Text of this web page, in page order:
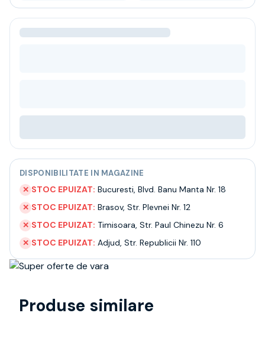
Ceai
Bacanie
Despre noi
Livrare
Termeni si conditii
Politica de confidentialitate
Intrebari frecvente
DISPONIBILITATE IN MAGAZINE
✕ STOC EPUIZAT: Bucuresti, Blvd. Banu Manta Nr. 18
✕ STOC EPUIZAT: Brasov, Str. Plevnei Nr. 12
✕ STOC EPUIZAT: Timisoara, Str. Paul Chinezu Nr. 6
✕ STOC EPUIZAT: Adjud, Str. Republicii Nr. 110
Produse similare